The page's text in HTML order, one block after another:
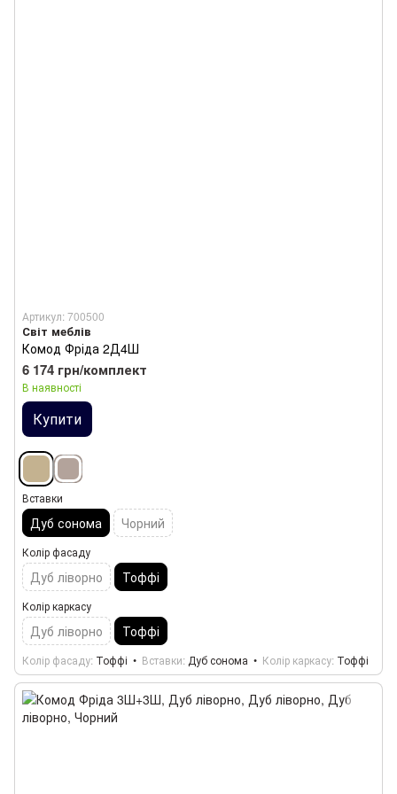
Артикул: 700500
Світ меблів
Комод Фріда 2Д4Ш
6 174 грн/комплект
В наявності
Купити
Вставки
Дуб сонома Чорний
Колір фасаду
Дуб ліворно Тоффі
Колір каркасу
Дуб ліворно Тоффі
Колір фасаду Тоффі Вставки Дуб сонома Колір каркасу Тоффі